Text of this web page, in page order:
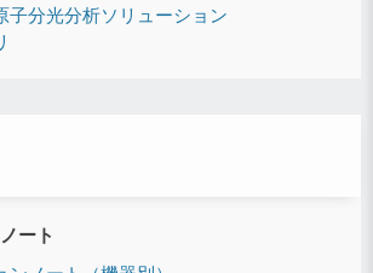
子分光分析ソリューション
ート